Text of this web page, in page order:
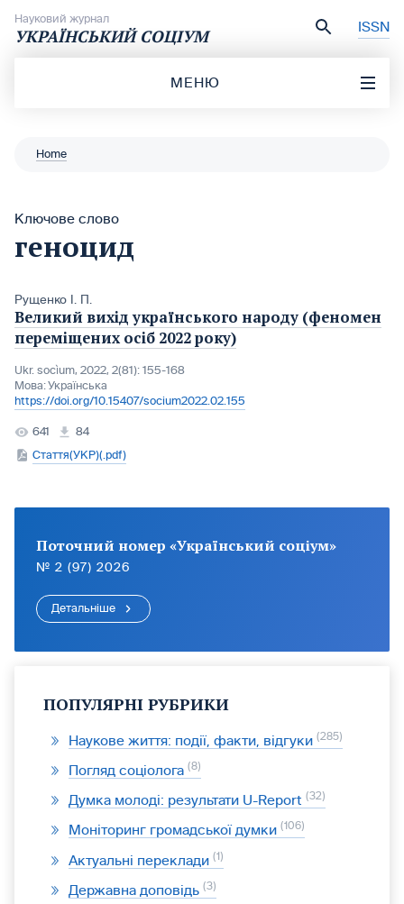
Науковий журнал
УКРАЇНСЬКИЙ СОЦІУМ ISSN
МЕНЮ
Home
Ключове слово
геноцид
Рущенко І. П.
Великий вихід українського народу (феномен
переміщених осіб 2022 року)
Ukr. socìum, 2022, 2(81): 155-168
Мова:Українська
https://doi.org/10.15407/socium2022.02.155
641
84
Стаття(УКР)(.pdf)
Поточний номер «Український соціум»
№ 2 (97) 2026
Детальніше
ПОПУЛЯРНІ РУБРИКИ
Наукове життя: події, факти, відгуки 285
Погляд соціолога 8
Думка молоді: результати U-Report 32
Моніторинг громадської думки 106
Актуальні переклади 1
Державна доповідь 3